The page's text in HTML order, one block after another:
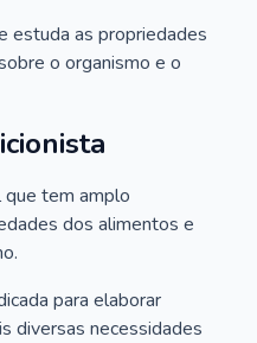
estuda as propriedades
o organismo e o
tem amplo
dos alimentos e
para elaborar
diversas necessidades